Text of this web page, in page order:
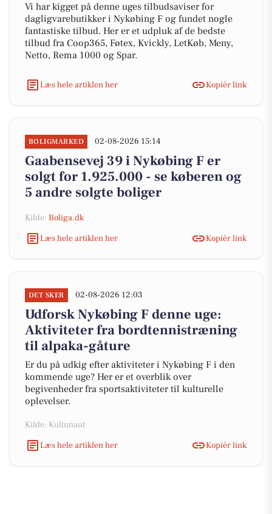
Vi har kigget på denne uges tilbudsaviser for
dagligvarebutikker i Nykøbing F og fundet nogle
fantastiske tilbud. Her er et udpluk af de bedste
tilbud fra Coop365, Føtex, Kvickly, LetKøb, Meny,
Netto, Rema 1000 og Spar.
Læs hele artiklen her Kopiér link
BOLIGMARKED 02-08-2026 15:14
Gaabensevej 39 i Nykøbing F er
solgt for 1.925.000 - se køberen og
5 andre solgte boliger
Kilde: Boliga.dk
Læs hele artiklen her
Kopiér link
DET SKER 02-08-2026 12:03
Udforsk Nykøbing F denne uge:
Aktiviteter fra bordtennistræning
til alpaka-gåture
Er du på udkig efter aktiviteter i Nykøbing F i den
kommende uge? Her er et overblik over
begivenheder fra sportsaktiviteter til kulturelle
oplevelser.
Kilde: Kultunaut
Læs hele artiklen her
Kopiér link